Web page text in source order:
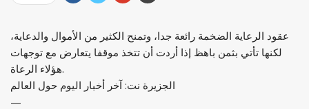
عقود الرعاية الضخمة رائعة جدا، وتمنح الكثير من الأموال والدعاية،
لكنها تأتي بثمن باهظ إذا أردت أن تتخذ موقفا يتعارض مع توجهات
هؤلاء الرعاة.
الجزيرة نت: آخر أخبار اليوم حول العالم
—